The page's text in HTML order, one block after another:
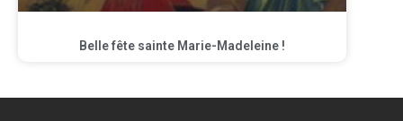
Belle fête sainte Marie-Madeleine !